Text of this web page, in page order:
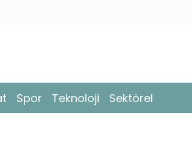
Spor Teknoloji Sektörel